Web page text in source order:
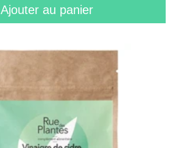
Ajouter au panier